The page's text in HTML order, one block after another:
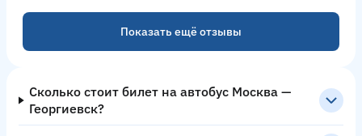
Показать ещё отзывы
Сколько стоит билет на автобус Москва —
Георгиевск?